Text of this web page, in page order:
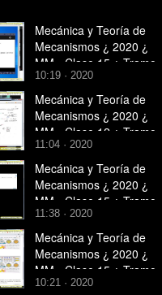
Mecánica y Teoría de
Mecanismos ¿ 2020 ¿
MM - Clase 15 ¿ Tramo
12 de 12
10:19 · 2020
Mecánica y Teoría de
Mecanismos ¿ 2020 ¿
MM - Clase 12 ¿ Tramo
06 de 08
11:04 · 2020
Mecánica y Teoría de
Mecanismos ¿ 2020 ¿
MM - Clase 15 ¿ Tramo
03 de 12
11:38 · 2020
Mecánica y Teoría de
Mecanismos ¿ 2020 ¿
MM - Clase 15 ¿ Tramo
05 de 12
10:21 · 2020